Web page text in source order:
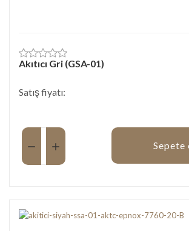
Akıtıcı Gri (GSA-01)
Satış fiyatı:
Miktar:
Sepete